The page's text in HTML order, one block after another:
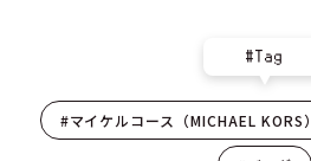
#Tag
#マイケルコース（MICHAEL KORS）